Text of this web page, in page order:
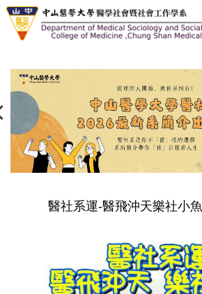
跳
到
容
區
醫社系運-醫飛沖天樂社小魚